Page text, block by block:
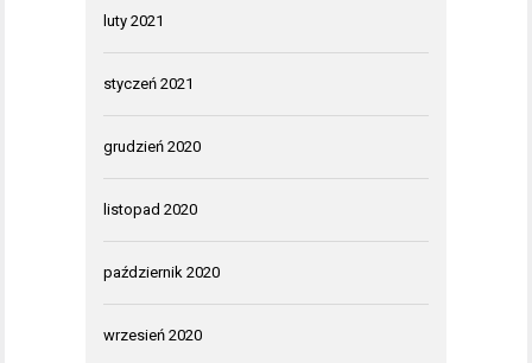
luty 2021
styczeń 2021
grudzień 2020
listopad 2020
październik 2020
wrzesień 2020